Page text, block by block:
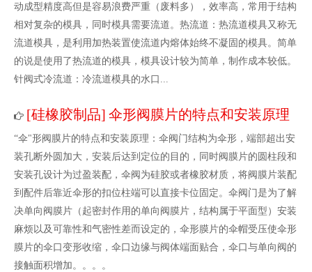
动成型精度高但是容易浪费严重（废料多），效率高，常用于结构
相对复杂的模具，同时模具需要流道。热流道：热流道模具又称无
流道模具，是利用加热装置使流道内熔体始终不凝固的模具。简单
的说是使用了热流道的模具，模具设计较为简单，制作成本较低。
针阀式冷流道：冷流道模具的水口...
[硅橡胶制品] 伞形阀膜片的特点和安装原理
“伞"形阀膜片的特点和安装原理：伞阀门结构为伞形，端部超出安
装孔断外圆加大，安装后达到定位的目的，同时阀膜片的圆柱段和
安装孔设计为过盈装配，伞阀为硅胶或者橡胶材质，将阀膜片装配
到配件后靠近伞形的扣位柱端可以直接卡位固定。伞阀门是为了解
决单向阀膜片（起密封作用的单向阀膜片，结构属于平面型）安装
麻烦以及可靠性和气密性差而设定的，伞形膜片的伞帽受压使伞形
膜片的伞口变形收缩，伞口边缘与阀体端面贴合，伞口与单向阀的
接触面积增加。。。。